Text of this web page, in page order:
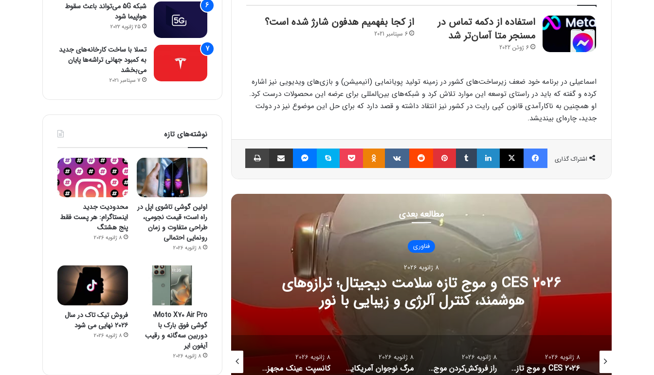
استفاده از دکمه تماس در
مسنجر متا آسان‌تر شد
6 ژوئن 2022
از کجا بفهمیم هدفون شارژ شده است؟
6 سپتامبر 2021
اسماعیلی در برنامه خود ضعف زیرساخت‌های کشور در زمینه تولید پویانمایی (انیمیشن) و بازی‌های ویدیویی نیز اشاره
کرده و گفته که باید در راستای توسعه این موارد تلاش کرد و شبکه‌های بین‌المللی برای عرضه این محصولات درست کرد.
او همچنین به ناکارآمدی قانون کپی رایت در کشور نیز انتقاد داشته و قصد دارد که برای حل این موضوع نیز در دولت
جدید، چاره‌ای بیندیشد.
اشتراک گذاری
فیسبوک ایکس لینکداین تامبلر پینتریست Reddit
VKontakte
Odnoklassniki پاکت اسکایپ مسنجر اشتراک گذاری با ایمیل
مطالعه بعدی
فناوری
8 ژانویه 2026
CES ۲۰۲۶ و موج تازه سلامت دیجیتال؛ ترازوهای
هوشمند، کنترل آلرژی و زیبایی با نور راز فروکش‌کردن موج DeepSeek در بازار هوش مصنوعی
8 ژانویه 2026
CES ۲۰۲۶ و موج تازه سلامت دیجیتال؛ ترازوهای هوشمند، کنترل آلرژی و زیبایی با نور
8 ژانویه 2026
راز فروکش‌کردن موج DeepSeek در بازار هوش مصنوعی
8 ژانویه 2026
مرگ نوجوان آمریکایی پس از دریافت توصیه‌های خطرناک از ChatGPT
8 ژانویه 2026
کانسپت عینک مجهز به هوش مصنوعی رونمایی شد
شبکه 5G می‌تواند باعث سقوط
هواپیما شود
25 ژانویه 2022
تسلا با ساخت کارخانه‌های جدید
به کمبود جهانی تراشه‌ها پایان
می‌بخشد
7 سپتامبر 2021
نوشته‌های تازه
اولین گوشی تاشوی اپل در
راه است؛ قیمت نجومی،
طراحی متفاوت و زمان
رونمایی احتمالی
8 ژانویه 2026
محدودیت جدید
اینستاگرام: هر پست فقط
پنج هشتگ
8 ژانویه 2026
Moto X70 Air Pro؛
گوشی فوق بارک با
دوربین سه‌گانه و رقیب
آیفون ایر
8 ژانویه 2026
فروش تیک تاک در سال
۲۰۲۶ نهایی می شود
8 ژانویه 2026